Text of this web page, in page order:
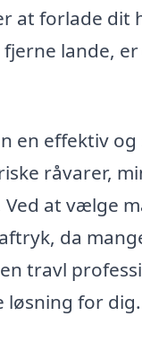
at forlade dit
lande,
en effektiv
råvarer,
at vælge
da
travl
løsning for dig.